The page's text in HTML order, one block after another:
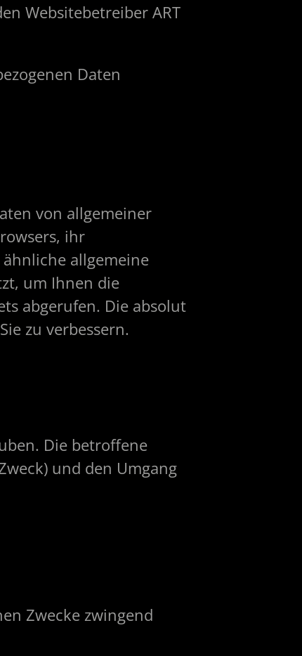
Websitebetreiber ART
Daten
von allgemeiner
ihr
allgemeine
um Ihnen die
abgerufen. Die absolut
zu verbessern.
Die betroffene
und den Umgang
Zwecke zwingend